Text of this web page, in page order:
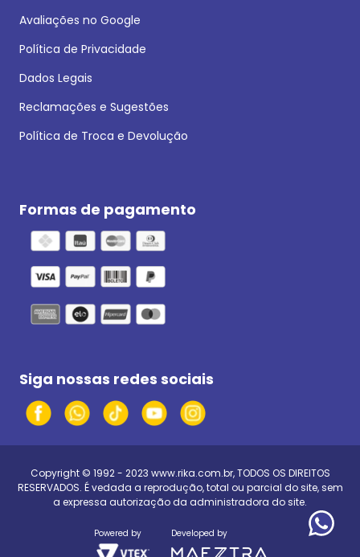
Avaliações no Google
Política de Privacidade
Dados Legais
Reclamações e Sugestões
Política de Troca e Devolução
Formas de pagamento
Siga nossas redes sociais
Copyright © 1992 - 2023 www.rika.com.br, TODOS OS DIREITOS
RESERVADOS. É vedada a reprodução, total ou parcial do site, sem
a expressa autorização da administradora do site.
Powered by Developed by